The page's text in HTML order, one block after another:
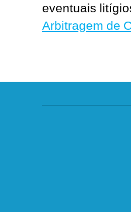
eventuais
Arbitragem de